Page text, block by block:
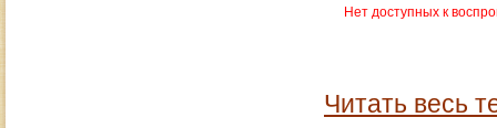
Нет доступных к
Читать весь